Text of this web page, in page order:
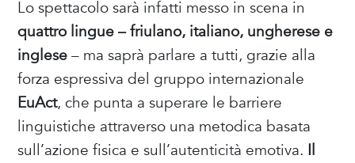
Lo spettacolo sarà infatti messo in scena in
quattro lingue – friulano, italiano, ungherese e
inglese– ma saprà parlare a tutti, grazie alla
forza espressiva del gruppo internazionale
EuAct, che punta a superare le barriere
linguistiche attraverso una metodica basata
sull’azione fisica e sull’autenticità emotiva. Il